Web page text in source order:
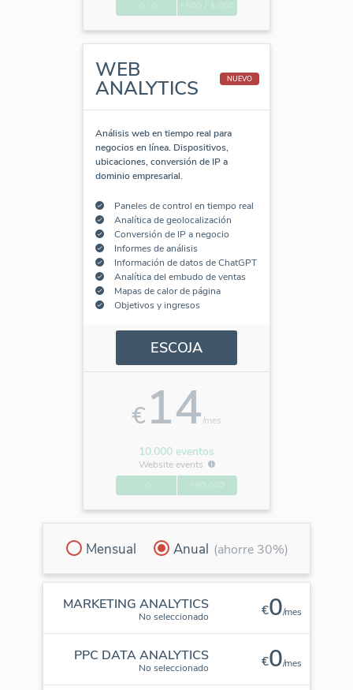
WEB
ANALYTICS NUEVO
Análisis web en tiempo real para
negocios en línea. Dispositivos,
ubicaciones, conversión de IP a
dominio empresarial.
Paneles de control en tiempo real
Analítica de geolocalización
Conversión de IP a negocio
Informes de análisis
Información de datos de ChatGPT
Analítica del embudo de ventas
Mapas de calor de página
Objetivos y ingresos
ESCOJA
€14/mes
10.000 eventos
Website events
Mensual Anual (ahorre 30%)
MARKETING ANALYTICS
No seleccionado €0/mes
PPC DATA ANALYTICS
No seleccionado €0/mes